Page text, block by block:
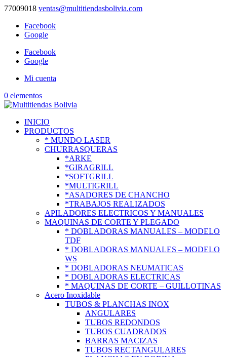
77009018 ventas@multitiendasbolivia.com
Facebook
Google
Facebook
Google
Mi cuenta
0 elementos
INICIO
PRODUCTOS
* MUNDO LASER
CHURRASQUERAS
*ARKE
*GIRAGRILL
*SOFTGRILL
*MULTIGRILL
*ASADORES DE CHANCHO
*TRABAJOS REALIZADOS
APILADORES ELECTRICOS Y MANUALES
MAQUINAS DE CORTE Y PLEGADO
* DOBLADORAS MANUALES – MODELO
TDF
* DOBLADORAS MANUALES – MODELO
WS
* DOBLADORAS NEUMATICAS
* DOBLADORAS ELECTRICAS
* MAQUINAS DE CORTE – GUILLOTINAS
Acero Inoxidable
TUBOS & PLANCHAS INOX
ANGULARES
TUBOS REDONDOS
TUBOS CUADRADOS
BARRAS MACIZAS
TUBOS RECTANGULARES